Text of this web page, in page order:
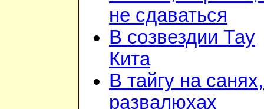
не сдаваться
В созвездии Тау
Кита
В тайгу на
развалюхах